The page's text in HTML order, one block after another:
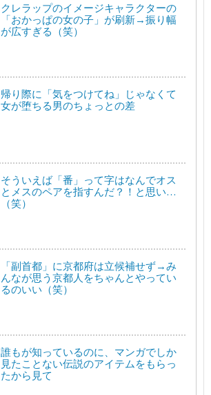
クレラップのイメージキャラクターの
「おかっぱの女の子」が刷新→振り幅
が広すぎる（笑）
帰り際に「気をつけてね」じゃなくて
女が堕ちる男のちょっとの差
そういえば「番」って字はなんでオス
とメスのペアを指すんだ？！と思い…
（笑）
「副首都」に京都府は立候補せず→み
んなが思う京都人をちゃんとやってい
るのいい（笑）
誰もが知っているのに、マンガでしか
見たことない伝説のアイテムをもらっ
たから見て